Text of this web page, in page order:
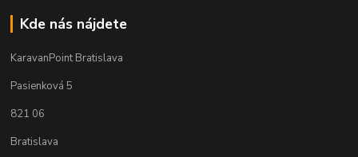
Kde nás nájdete
KaravanPoint Bratislava
Pasienková 5
821 06
Bratislava